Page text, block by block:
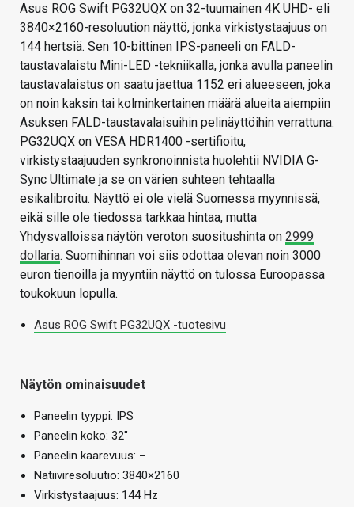
Asus ROG Swift PG32UQX on 32-tuumainen 4K UHD- eli
3840×2160-resoluution näyttö, jonka virkistystaajuus on
144 hertsiä. Sen 10-bittinen IPS-paneeli on FALD-
taustavalaistu Mini-LED -tekniikalla, jonka avulla paneelin
taustavalaistus on saatu jaettua 1152 eri alueeseen, joka
on noin kaksin tai kolminkertainen määrä alueita aiempiin
Asuksen FALD-taustavalaisuihin pelinäyttöihin verrattuna.
PG32UQX on VESA HDR1400 -sertifioitu,
virkistystaajuuden synkronoinnista huolehtii NVIDIA G-
Sync Ultimate ja se on värien suhteen tehtaalla
esikalibroitu. Näyttö ei ole vielä Suomessa myynnissä,
eikä sille ole tiedossa tarkkaa hintaa, mutta
Yhdysvalloissa näytön veroton suositushinta on 2999
dollaria. Suomihinnan voi siis odottaa olevan noin 3000
euron tienoilla ja myyntiin näyttö on tulossa Euroopassa
toukokuun lopulla.
Asus ROG Swift PG32UQX -tuotesivu
Näytön ominaisuudet
Paneelin tyyppi: IPS
Paneelin koko: 32″
Paneelin kaarevuus: –
Natiiviresoluutio: 3840×2160
Virkistystaajuus: 144 Hz